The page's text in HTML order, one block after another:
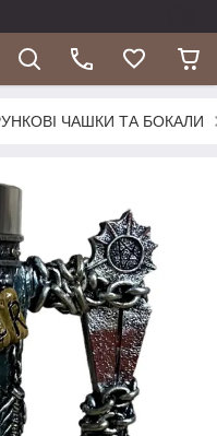
ЧАШКИ ТА БОКАЛИ